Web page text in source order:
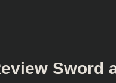
Sword